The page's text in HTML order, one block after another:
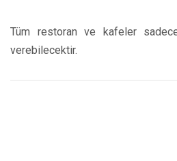
Tüm restoran ve kafeler
verebilecektir.